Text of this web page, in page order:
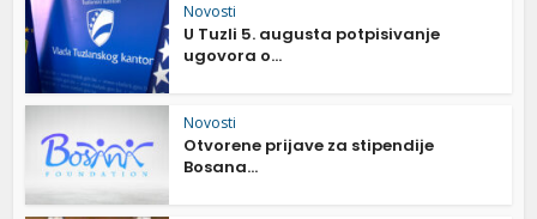
Novosti
U Tuzli 5. augusta potpisivanje
ugovora o...
Novosti
Otvorene prijave za stipendije
Bosana...